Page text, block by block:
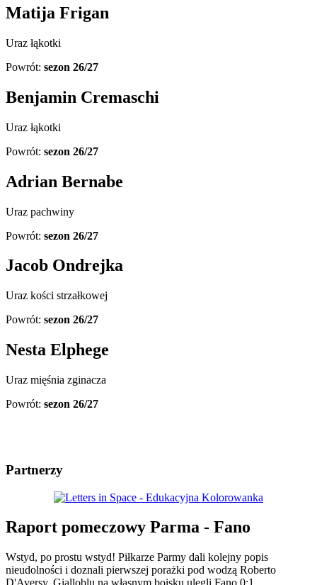
Matija Frigan
Uraz łąkotki
Powrót: sezon 26/27
Benjamin Cremaschi
Uraz łąkotki
Powrót: sezon 26/27
Adrian Bernabe
Uraz pachwiny
Powrót: sezon 26/27
Jacob Ondrejka
Uraz kości strzałkowej
Powrót: sezon 26/27
Nesta Elphege
Uraz mięśnia zginacza
Powrót: sezon 26/27
Partnerzy
Raport pomeczowy Parma - Fano
Wstyd, po prostu wstyd! Piłkarze Parmy dali kolejny popis
nieudolności i doznali pierwszej porażki pod wodzą Roberto